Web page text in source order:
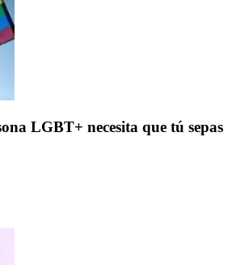
LGBT+ necesita que tú sepas